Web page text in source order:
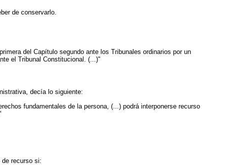
de conservarlo.
del Capítulo segundo ante los Tribunales ordinarios por un
el Tribunal Constitucional. (...)"
decía lo siguiente:
fundamentales de la persona, (...) podrá interponerse recurso
recurso si: